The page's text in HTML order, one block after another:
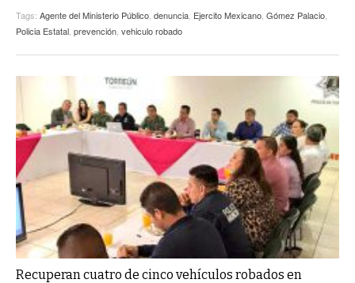
Tags: Agente del Ministerio Público denuncia Ejercito Mexicano Gómez Palacio
Policia Estatal prevención vehiculo robado
Recuperan cuatro de cinco vehículos robados en